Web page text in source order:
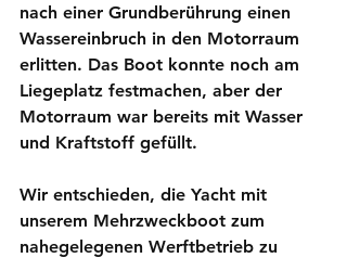
nach einer Grundberührung einen
Wassereinbruch in den Motorraum
erlitten. Das Boot konnte noch am
Liegeplatz festmachen, aber der
Motorraum war bereits mit Wasser
und Kraftstoff gefüllt.
Wir entschieden, die Yacht mit
unserem Mehrzweckboot zum
nahegelegenen Werftbetrieb zu